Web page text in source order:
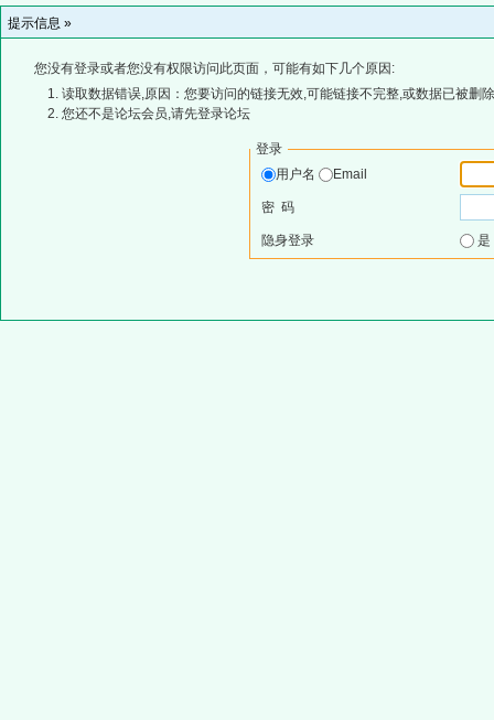
提示信息 »
您没有登录或者您没有权限访问此页面，可能有如下几个原因:
读取数据错误,原因：您要访问的链接无效,可能链接不完整,或数据已被删
您还不是论坛会员,请先登录论坛
登录
用户名
Email
密 码
隐身登录